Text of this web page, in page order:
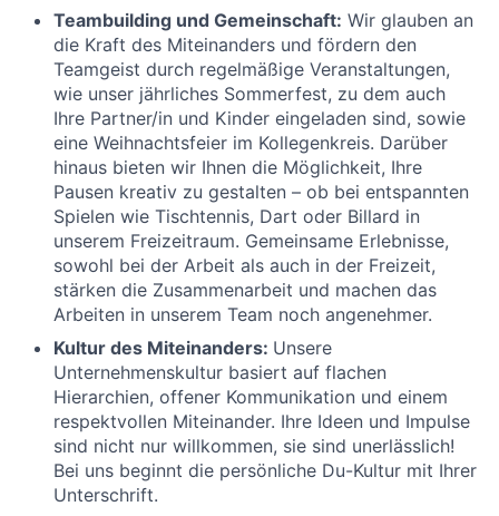
Teambuilding und Gemeinschaft: Wir glauben an
die Kraft des Miteinanders und fördern den
Teamgeist durch regelmäßige Veranstaltungen,
wie unser jährliches Sommerfest, zu dem auch
Ihre Partner/in und Kinder eingeladen sind, sowie
eine Weihnachtsfeier im Kollegenkreis. Darüber
hinaus bieten wir Ihnen die Möglichkeit, Ihre
Pausen kreativ zu gestalten – ob bei entspannten
Spielen wie Tischtennis, Dart oder Billard in
unserem Freizeitraum. Gemeinsame Erlebnisse,
sowohl bei der Arbeit als auch in der Freizeit,
stärken die Zusammenarbeit und machen das
Arbeiten in unserem Team noch angenehmer.
Kultur des Miteinanders: Unsere
Unternehmenskultur basiert auf flachen
Hierarchien, offener Kommunikation und einem
respektvollen Miteinander. Ihre Ideen und Impulse
sind nicht nur willkommen, sie sind unerlässlich!
Bei uns beginnt die persönliche Du-Kultur mit Ihrer
Unterschrift.